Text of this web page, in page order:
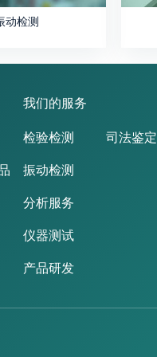
动检测
我们的服务
检验检测
振动检测
分析服务
仪器测试
产品研发
司法鉴定